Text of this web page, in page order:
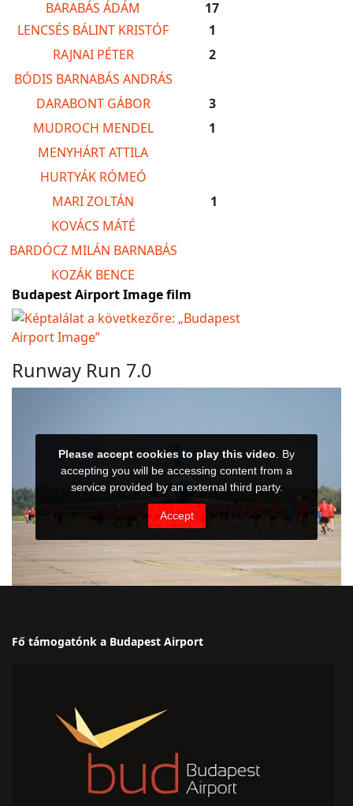
BARABÁS ÁDÁM
17
LENCSÉS BÁLINT KRISTÓF
1
RAJNAI PÉTER
2
BÓDIS BARNABÁS ANDRÁS
DARABONT GÁBOR
3
MUDROCH MENDEL
1
MENYHÁRT ATTILA
HURTYÁK RÓMEÓ
MARI ZOLTÁN
1
KOVÁCS MÁTÉ
BARDÓCZ MILÁN BARNABÁS
KOZÁK BENCE
Budapest Airport Image film
Runway Run 7.0
Fő támogatónk a Budapest Airport